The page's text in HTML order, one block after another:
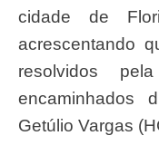
cidade de
acrescentando
resolvidos
encaminhados
Getúlio Vargas